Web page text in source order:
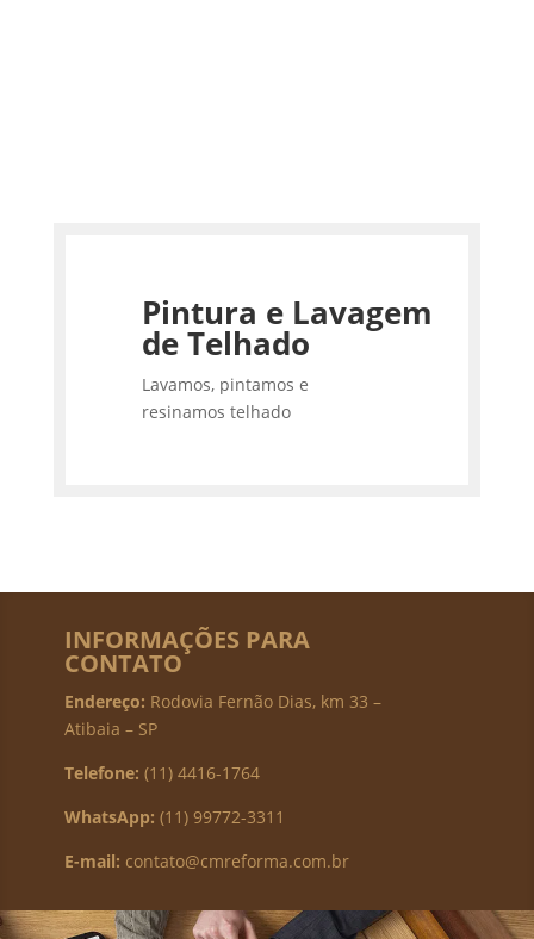
Pintura e Lavagem
de Telhado
Lavamos, pintamos e
resinamos telhado
INFORMAÇÕES PARA
CONTATO
Endereço: Rodovia Fernão Dias, km 33 –
Atibaia – SP
Telefone: (11) 4416-1764
WhatsApp: (11) 99772-3311
E-mail: contato@cmreforma.com.br